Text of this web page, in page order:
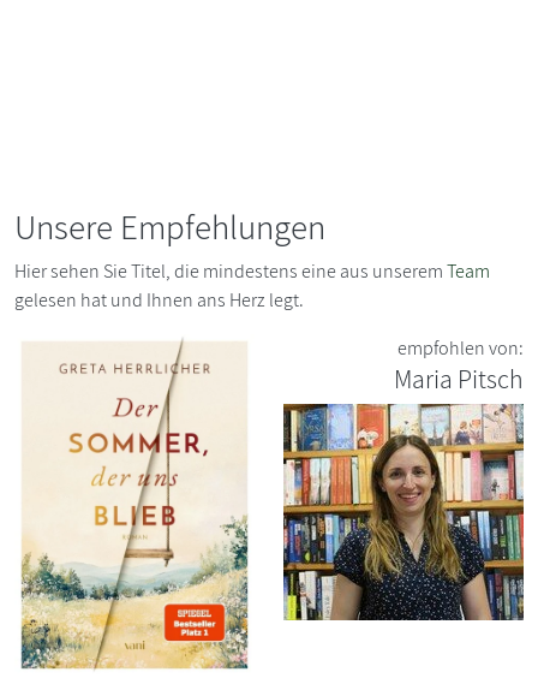
Unsere Empfehlungen
Hier sehen Sie Titel, die mindestens eine aus unseremTeam
gelesen hat und Ihnen ans Herz legt.
empfohlen von:
Maria Pitsch